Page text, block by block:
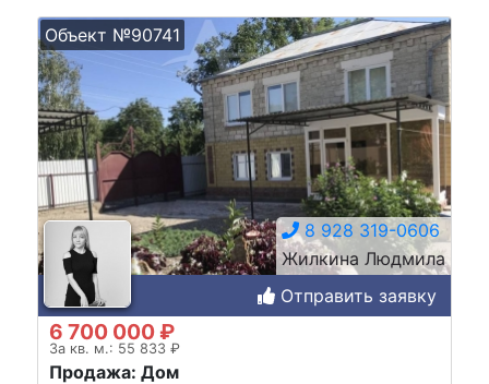
Объект №90741
8 928 319-0606
Жилкина Людмила
Отправить заявку
6 700 000 ₽
За кв. м.: 55 833 ₽
Продажа: Дом